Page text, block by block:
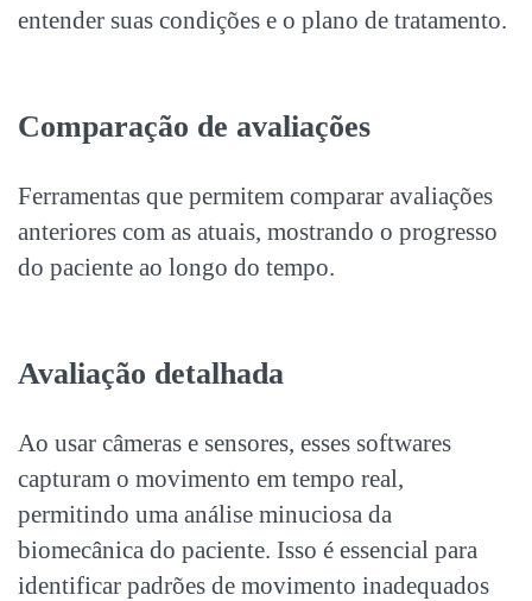
entender suas condições e o plano de tratamento.
Comparação de avaliações
Ferramentas que permitem comparar avaliações
anteriores com as atuais, mostrando o progresso
do paciente ao longo do tempo.
Avaliação detalhada
Ao usar câmeras e sensores, esses softwares
capturam o movimento em tempo real,
permitindo uma análise minuciosa da
biomecânica do paciente. Isso é essencial para
identificar padrões de movimento inadequados